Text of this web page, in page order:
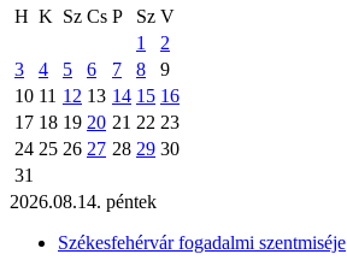
H K Sz Cs P Sz V
1
2
3
4 5 6 7 8
9
10 11 12 13 14 15 16
17 18 19 20 21 22 23
24 25 26 27 28 29 30
31
2026.08.14. péntek
Székesfehérvár fogadalmi szentmiséje